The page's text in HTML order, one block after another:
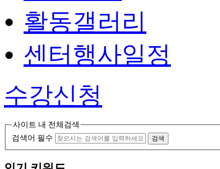
활동갤러리
센터행사일정
수강신청
사이트 내 전체검색
검색어 필수
검색